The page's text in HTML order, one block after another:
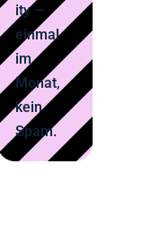
ity —
einmal
im
Monat,
kein
Spam.